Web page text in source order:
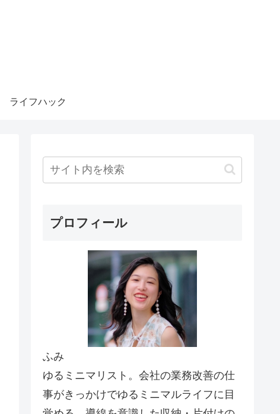
ライフハック
プロフィール
ふみ
ゆるミニマリスト。会社の業務改善の仕
事がきっかけでゆるミニマルライフに目